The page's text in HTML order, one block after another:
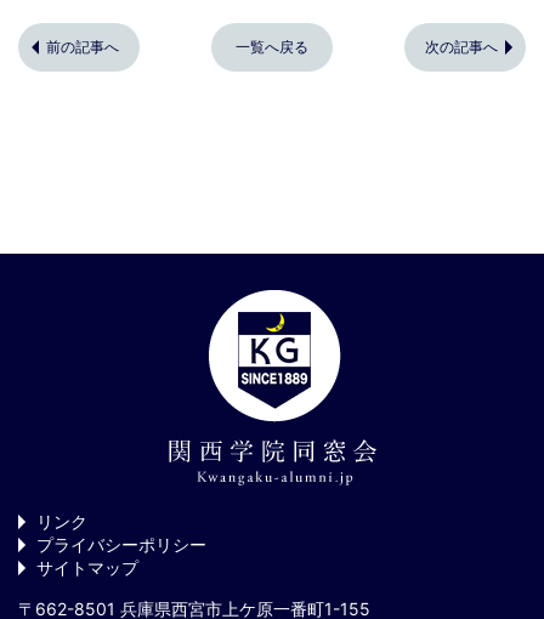
前の記事へ 一覧へ戻る 次の記事へ
リンク
プライバシーポリシー
サイトマップ
〒662-8501 兵庫県西宮市上ケ原一番町1-155